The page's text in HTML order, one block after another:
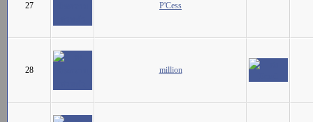
27 P'Cess
28 million